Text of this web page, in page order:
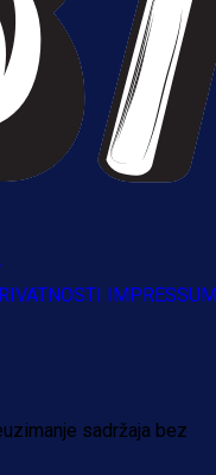
IMPRESSUM
sadržaja bez